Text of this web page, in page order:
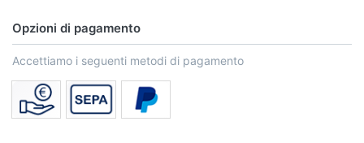
Opzioni di pagamento
Accettiamo i seguenti metodi di pagamento